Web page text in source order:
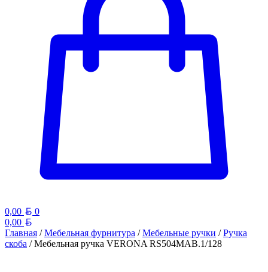
0,00 Белорусский рубль
0
0,00
Главная /Мебельная фурнитура /Мебельные ручки /Ручка
скоба / Мебельная ручка VERONA RS504MAB.1/128